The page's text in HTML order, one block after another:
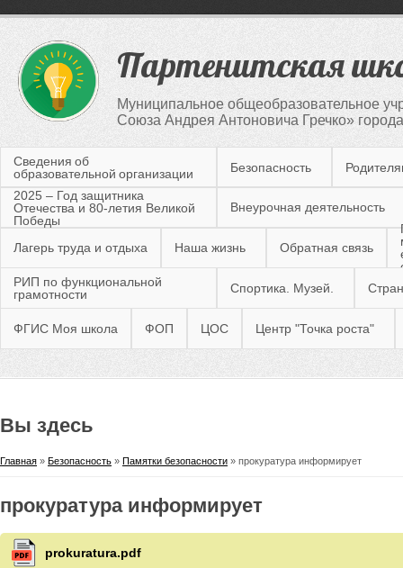
Партенитская
Муниципальное общеобразовательное
Союза Андрея Антоновича Гречко»
Сведения об
образовательной организации
Безопасность
2025 – Год защитника
Отечества и 80-летия Великой
Победы
Внеурочная деятельность
Лагерь труда и отдыха Наша жизнь Обратная связь
РИП по функциональной
грамотности
Спортика. Музей.
ФГИС Моя школа ФОП ЦОС Центр "Точка роста"
Вы здесь
Главная » Безопасность » Памятки безопасности » прокуратура информирует
прокуратура информирует
prokuratura.pdf